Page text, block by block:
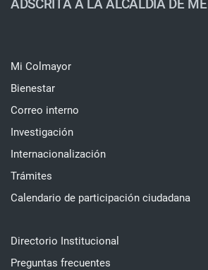
ADSCRITA A LA ALCALDÍA DE
Mi Colmayor
Bienestar
Correo interno
Investigación
Internacionalización
Trámites
Calendario de participación ciudadana
Directorio Institucional
Preguntas frecuentes